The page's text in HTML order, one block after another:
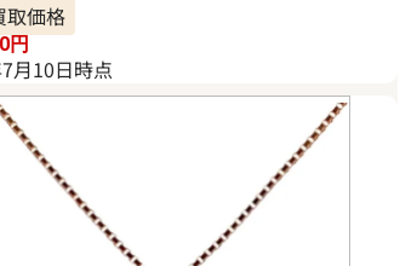
取価格
円
月10日時点